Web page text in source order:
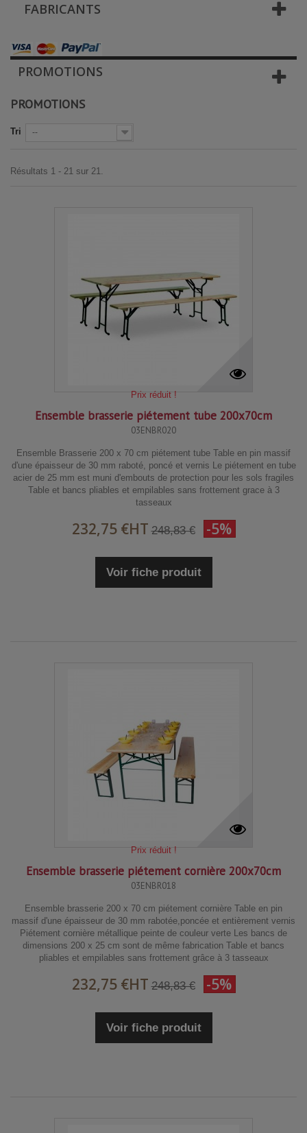
FABRICANTS
PROMOTIONS
PROMOTIONS
Tri --
Résultats 1 - 21 sur 21.
Prix réduit !
Ensemble brasserie piétement tube 200x70cm
03ENBR020
Ensemble Brasserie 200 x 70 cm piétement tube Table en pin massif
d'une épaisseur de 30 mm raboté, poncé et vernis Le piétement en tube
acier de 25 mm est muni d'embouts de protection pour les sols fragiles
Table et bancs pliables et empilables sans frottement grace à 3
tasseaux
232,75 €HT 248,83 € -5%
Voir fiche produit
Prix réduit !
Ensemble brasserie piétement cornière 200x70cm
03ENBR018
Ensemble brasserie 200 x 70 cm piétement cornière Table en pin
massif d'une épaisseur de 30 mm rabotée,poncée et entièrement vernis
Piétement cornière métallique peinte de couleur verte Les bancs de
dimensions 200 x 25 cm sont de même fabrication Table et bancs
pliables et empilables sans frottement grâce à 3 tasseaux
232,75 €HT 248,83 € -5%
Voir fiche produit